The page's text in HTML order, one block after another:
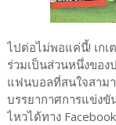
ไปต่อไม่พอแค่นี้! เกเ
ร่วมเป็นส่วนหนึ่งขอ
แฟนบอลที่สนใจสาม
บรรยากาศการแข่งขั
ไหวได้ทาง